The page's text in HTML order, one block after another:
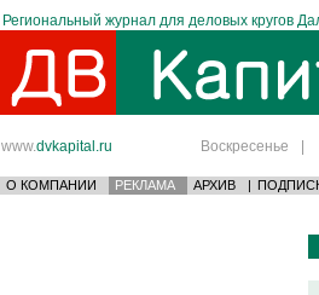
Региональный журнал для деловых кругов
www.dvkapital.ru Воскресенье |
О КОМПАНИИ РЕКЛАМА АРХИВ |